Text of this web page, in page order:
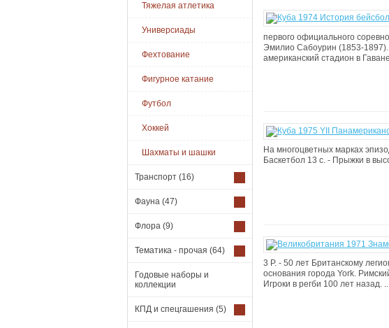
Тяжелая атлетика
Универсиады
Фехтование
Фигурное катание
Футбол
Хоккей
Шахматы и шашки
Транспорт (16)
Фауна (47)
Флора (9)
Тематика - прочая (64)
Годовые наборы и
коллекции
КПД и спецгашения (5)
первого официального
Эмилио Сабоурин (1853-
американский стадион в
На многоцветных марках
Баскетбол 13 с. - Прыжки в
3 Р. - 50 лет Британскому
основания города York.
Игроки в регби 100 лет назад. ..